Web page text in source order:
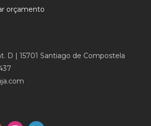
orçamento
D | 15701 Santiago de Compostela